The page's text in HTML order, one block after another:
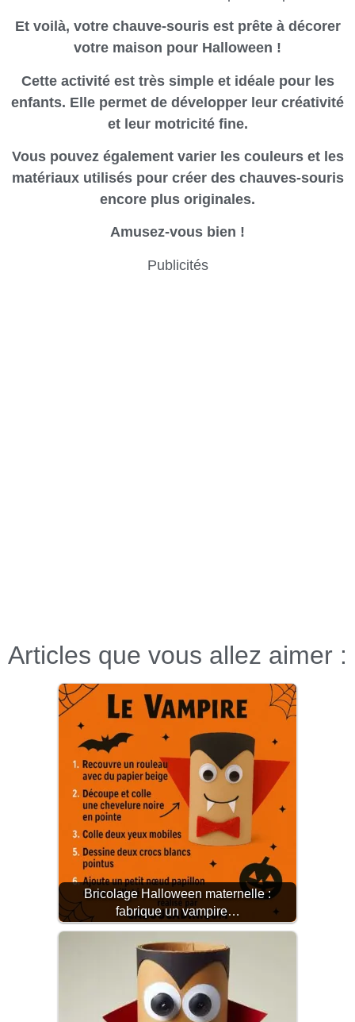
Et voilà, votre chauve-souris est prête à décorer
votre maison pour Halloween !
Cette activité est très simple et idéale pour les
enfants. Elle permet de développer leur créativité
et leur motricité fine.
Vous pouvez également varier les couleurs et les
matériaux utilisés pour créer des chauves-souris
encore plus originales.
Amusez-vous bien !
Publicités
Articles que vous allez aimer :
Bricolage Halloween maternelle :
fabrique un vampire…